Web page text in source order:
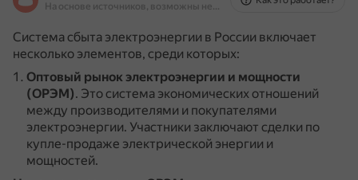
На основе источников, возможны неточности
Система сбыта электроэнергии в России включает
несколько элементов, среди которых:
Оптовый рынок электроэнергии и мощности
(ОРЭМ). Это система экономических отношений
между производителями и покупателями
электроэнергии. Участники заключают сделки по
купле-продаже электрической энергии и
мощностей.